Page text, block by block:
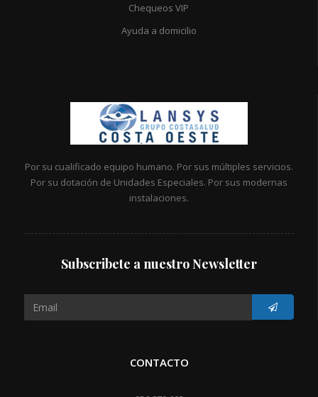
Chequeos VIP
Ayuda a domicilio
Por su cualificado equipo humano. Por sus múltiples servicios.
Por su dotación de Unidades Especiales. Por sus modernas
instalaciones.
Subscribete a nuestro Newsletter
CONTACTO